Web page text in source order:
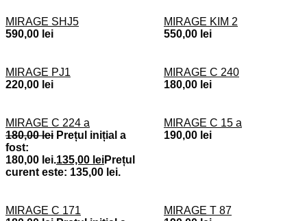
MIRAGE SHJ5
590,00 lei
MIRAGE KIM 2
550,00 lei
MIRAGE PJ1
220,00 lei
MIRAGE C 240
180,00 lei
MIRAGE C 224 a
180,00lei Prețul inițial a
fost:
180,00 lei.135,00 leiPrețul
curent este: 135,00 lei.
MIRAGE C 15 a
190,00 lei
MIRAGE C 171
MIRAGE T 87